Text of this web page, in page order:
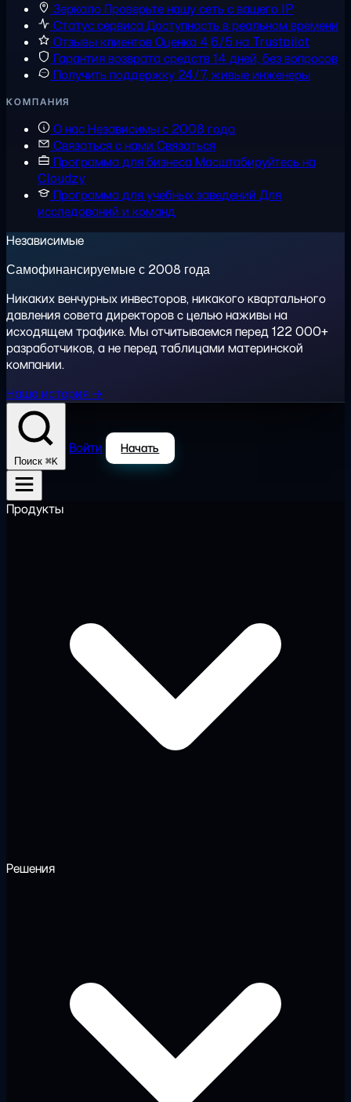
Зеркало Проверьте нашу сеть с вашего IP
Статус сервисаДоступность в реальном времени
Отзывы клиентовОценка 4,6/5 на Trustpilot
Гарантия возврата средств14 дней, без вопросов
Получить поддержку 24/7, живые инженеры
КОМПАНИЯ
О насНезависимы с 2008 года
Связаться с нами Связаться
Программа для бизнесаМасштабируйтесь на
Cloudzy
Программа для учебных заведений Для
исследований и команд
Независимые
Самофинансируемые с 2008 года
Никаких венчурных инвесторов, никакого квартального
давления совета директоров с целью наживы на
исходящем трафике. Мы отчитываемся перед 122 000+
разработчиков, а не перед таблицами материнской
компании.
Наша история →
Поиск ⌘K
Войти Начать
Продукты
Решения